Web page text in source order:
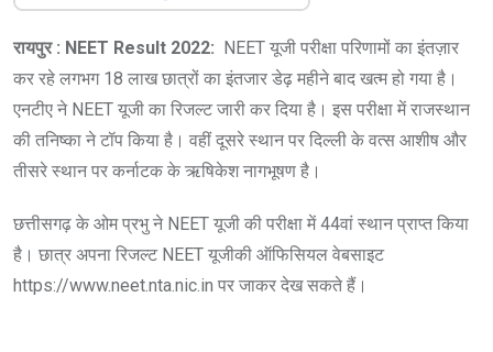
रायपुर : NEET Result 2022: NEET यूजी परीक्षा परिणामों का इंतज़ार
कर रहे लगभग 18 लाख छात्रों का इंतजार डेढ़ महीने बाद खत्म हो गया है।
एनटीए ने NEET यूजी का रिजल्ट जारी कर दिया है। इस परीक्षा में राजस्थान
की तनिष्का ने टॉप किया है। वहीं दूसरे स्थान पर दिल्ली के वत्स आशीष और
तीसरे स्थान पर कर्नाटक के ऋषिकेश नागभूषण है।
छत्तीसगढ़ के ओम प्रभु ने NEET यूजी की परीक्षा में 44वां स्थान प्राप्त किया
है। छात्र अपना रिजल्ट NEET यूजीकी ऑफिसियल वेबसाइट
https://www.neet.nta.nic.in पर जाकर देख सकते हैं।